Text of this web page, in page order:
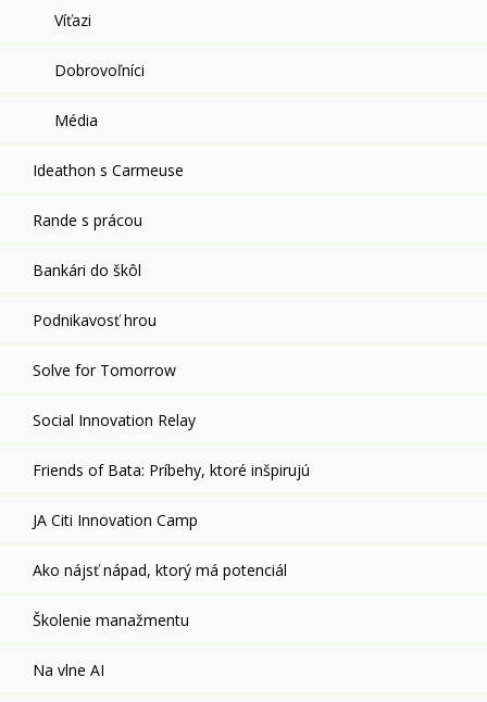
Víťazi
Dobrovoľníci
Média
Ideathon s Carmeuse
Rande s prácou
Bankári do škôl
Podnikavosť hrou
Solve for Tomorrow
Social Innovation Relay
Friends of Bata: Príbehy, ktoré inšpirujú
JA Citi Innovation Camp
Ako nájsť nápad, ktorý má potenciál
Školenie manažmentu
Na vlne AI